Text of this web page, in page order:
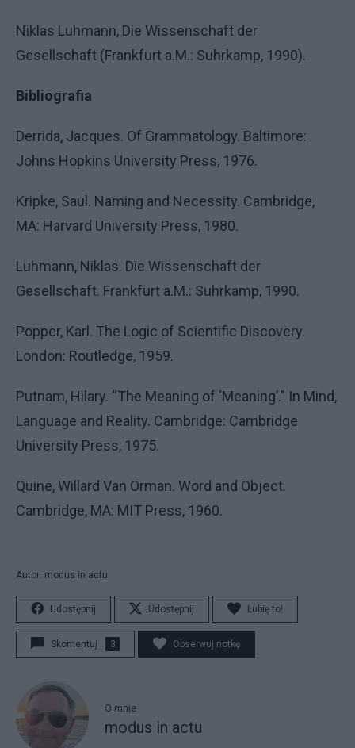
Niklas Luhmann, Die Wissenschaft der
Gesellschaft (Frankfurt a.M.: Suhrkamp, 1990).
Bibliografia
Derrida, Jacques. Of Grammatology. Baltimore:
Johns Hopkins University Press, 1976.
Kripke, Saul. Naming and Necessity. Cambridge,
MA: Harvard University Press, 1980.
Luhmann, Niklas. Die Wissenschaft der
Gesellschaft. Frankfurt a.M.: Suhrkamp, 1990.
Popper, Karl. The Logic of Scientific Discovery.
London: Routledge, 1959.
Putnam, Hilary. “The Meaning of ‘Meaning’.” In Mind,
Language and Reality. Cambridge: Cambridge
University Press, 1975.
Quine, Willard Van Orman. Word and Object.
Cambridge, MA: MIT Press, 1960.
Autor: modus in actu
Udostępnij Udostępnij Lubię to!
Skomentuj 3 Obserwuj notkę
O mnie
modus in actu